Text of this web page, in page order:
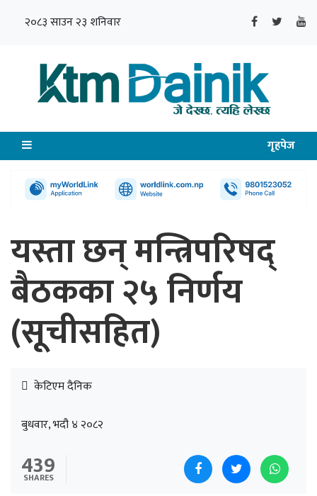
२०८३ साउन २३ शनिवार
गृहपेज
यस्ता छन् मन्त्रिपरिषद्
बैठकका २५ निर्णय
(सूचीसहित)
केटिएम दैनिक
बुधवार, भदौ ४ २०८२
439
SHARES